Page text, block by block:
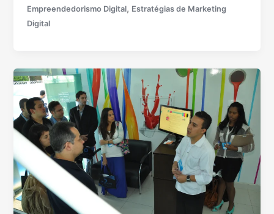
Empreendedorismo Digital, Estratégias de Marketing
Digital